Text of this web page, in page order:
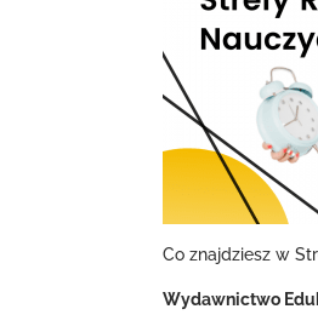
Co znajdziesz w
Wydawnictwo